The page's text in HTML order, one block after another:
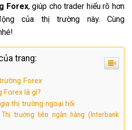
Forex, giúp cho trader hiểu rõ hơn
của thị trường này. Cùng
trang:
Forex
Forex là gì?
thị trường ngoại hối
trường liên ngân hàng (Interbank